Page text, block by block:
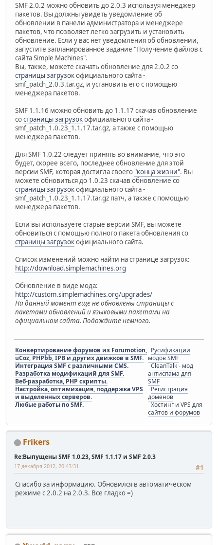
SMF 2.0.2 можно обновить до 2.0.3 используя менеджер
пакетов. Вы должны увидеть уведомление об
обновлении в панели администратора и менеджере
пакетов, что позволяет легко загрузить и установить
обновление. Если у вас нет уведомления об обновлении,
запустите запланированное задание "Получение файлов с
сайта Simple Machines".
Вы, также, можете скачать обновление для 2.0.2 со
страницы загрузокофициального сайта -
smf_patch_2.0.3.tar.gz, и установить его с помощью
менеджера пакетов.
SMF 1.1.16 можно обновить до 1.1.17 скачав обновление
состраницы загрузокофициального сайта -
smf_patch_1.0.23_1.1.17.tar.gz, а также с помощью
менеджера пакетов.
Для SMF 1.0.22 следует принять во внимание, что это
будет, скорее всего, последнее обновление для этой
версии SMF, которая достигла своего "конца жизни". Вы
можете обновиться до 1.0.23 скачав обновление со
страницы загрузокофициального сайта -
smf_patch_1.0.23_1.1.17.tar.gz патч, а также с помощью
менеджера пакетов.
Если вы используете старые версии SMF, вы можете
обновиться с помощью полного пакета обновления со
страницы загрузокофициального сайта.
Список изменений можно найти на странице загрузок:
http://download.simplemachines.org
Обновление в виде мода:
http://custom.simplemachines.org/upgrades/
На данный момент еще не обновлены страницы с
пакетами обновлений и языковыми пакетами на
официальном сайта. Подождите немного.
Конвертирование форумов из Forumotion,
uCoz, PHPbb, IPB и других движков в SMF.
Интеграция SMF с различными CMS.
Разработка модификаций для SMF.
Веб-разработка, PHP скрипты.
Настройка, оптимизация, поддержка VPS
и выделенных серверов.
Любые работы по SMF.
Русификации
модов SMF
CleanTalk - мод
антиспама для
SMF
Регистрация
доменов
Хостинг и VPS для
сайтов и форумов
Frikers
Re:Выпущены SMF 1.0.23, SMF 1.1.17 и SMF 2.0.3
#1
17 декабря 2012, 20:43:31
Спасибо за информацию. Обновился в автоматическом
режиме с 2.0.2 на 2.0.3. Все гладко =)